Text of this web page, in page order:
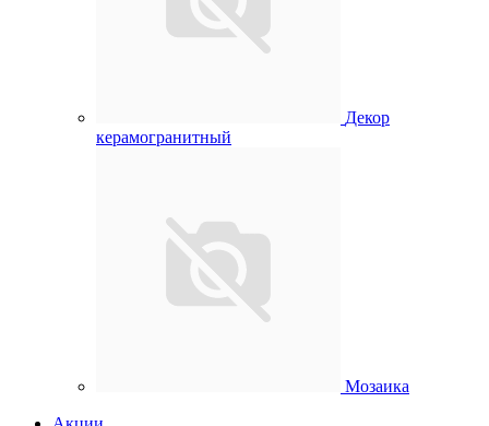
Декор
керамогранитный
Мозаика